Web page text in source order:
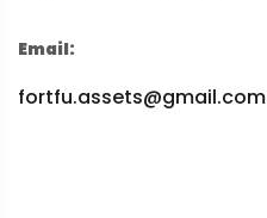
Email:
fortfu.assets@gmail.com